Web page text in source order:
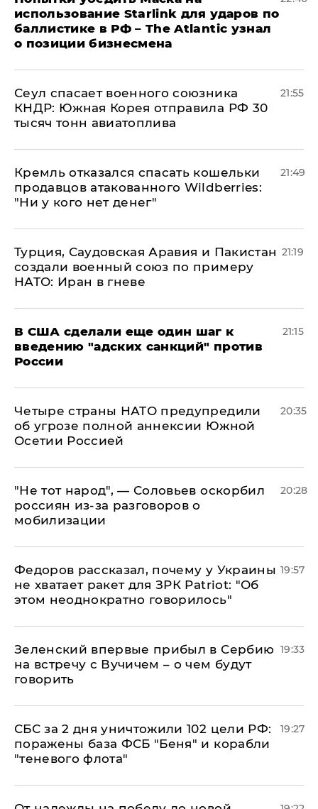
использование Starlink для ударов по
баллистике в РФ – The Atlantic узнал
о позиции бизнесмена
​Сеул спасает военного союзника
КНДР: Южная Корея отправила РФ 30
тысяч тонн авиатоплива
21:55
Кремль отказался спасать кошельки
продавцов атакованного Wildberries:
"Ни у кого нет денег"
21:49
Турция, Саудовская Аравия и Пакистан
создали военный союз по примеру
НАТО: Иран в гневе
21:19
В США сделали еще один шаг к
введению "адских санкций" против
России
21:15
Четыре страны НАТО предупредили
об угрозе полной аннексии Южной
Осетии Россией
20:35
​"Не тот народ", — Соловьев оскорбил
россиян из-за разговоров о
мобилизации
20:28
Федоров рассказал, почему у Украины
не хватает ракет для ЗРК Patriot: "Об
этом неоднократно говорилось"
19:57
Зеленский впервые прибыл в Сербию
на встречу с Вучичем – о чем будут
говорить
19:33
СБС за 2 дня уничтожили 102 цели РФ:
поражены база ФСБ "Беня" и корабли
"теневого флота"
19:27